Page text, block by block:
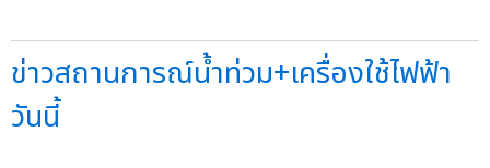
ข่าวสถานการณ์น้ำท่วม+เครื่องใช้ไฟฟ้า
วันนี้